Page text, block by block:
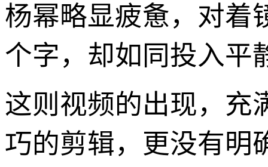
杨幂略显疲惫，对着
个字，却如同投入平
这则视频的出现，充
巧的剪辑，更没有明